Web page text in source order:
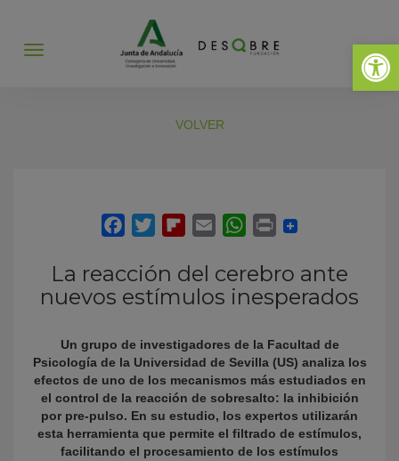
Abrir
Abrir
VOLVER
La reacción del cerebro ante
nuevos estímulos inesperados
Un grupo de investigadores de la Facultad de
Psicología de la Universidad de Sevilla (US) analiza los
efectos de uno de los mecanismos más estudiados en
el control de la reacción de sobresalto: la inhibición
por pre-pulso. En su estudio, los expertos utilizarán
esta herramienta que permite el filtrado de estímulos,
facilitando el procesamiento de los estímulos